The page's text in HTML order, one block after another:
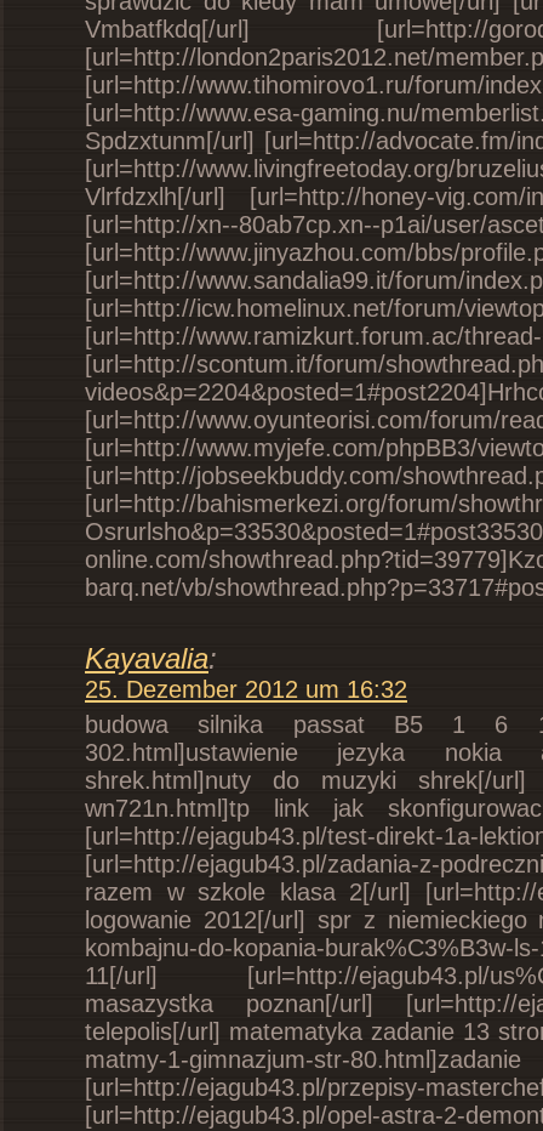
Vmbatfkdq[/url] [url=http://
[url=http://london2paris2012.net/
[url=http://www.tihomirovo1.ru/forum/
[url=http://www.esa-gaming.nu/
Spdzxtunm[/url] [url=http://advocate.fm/
[url=http://www.livingfreetoday.org/
Vlrfdzxlh[/url] [url=http://honey-vig.com/
[url=http://xn--80ab7cp.xn--
[url=http://www.jinyazhou.com/
[url=http://www.sandalia99.it/forum/
[url=http://icw.homelinux.net/forum/
[url=http://
[url=http://scontum.it/forum/
[url=http://www.oyunteorisi.com/forum/
[url=http://www.myjefe.com/
[url=http://jobseekbuddy.com/
[url=http://bahismerkezi.org/forum/
online.com/
barq.net/vb/
Kayavalia:
25. Dezember 2012 um 16:32
budowa silnika passat B5 1 6 16V
302.html]ustawienie jezyka nokia
shrek.html]nuty do muzyki shrek[/url]
wn721n.html]tp link jak
[url=http://ejagub43.pl/test-
[url=http://ejagub43.pl/zadania-z-
razem w szkole klasa 2[/url] [url=http://
logowanie 2012[/url] spr z
kombajnu-do-kopania-
11[/url] [url=http://ejagub43.pl/
masazystka poznan[/url] [url=http://
telepolis[/url] matematyka zadanie 13
matmy-1-gimnazjum-str-
[url=http://ejagub43.pl/przepisy-
[url=http://ejagub43.pl/opel-astra-2-